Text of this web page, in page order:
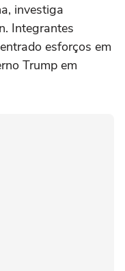
investiga
Integrantes
esforços em
Trump em